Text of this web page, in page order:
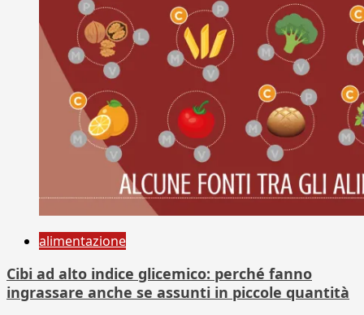
alimentazione
Cibi ad alto indice glicemico: perché fanno
ingrassare anche se assunti in piccole quantità